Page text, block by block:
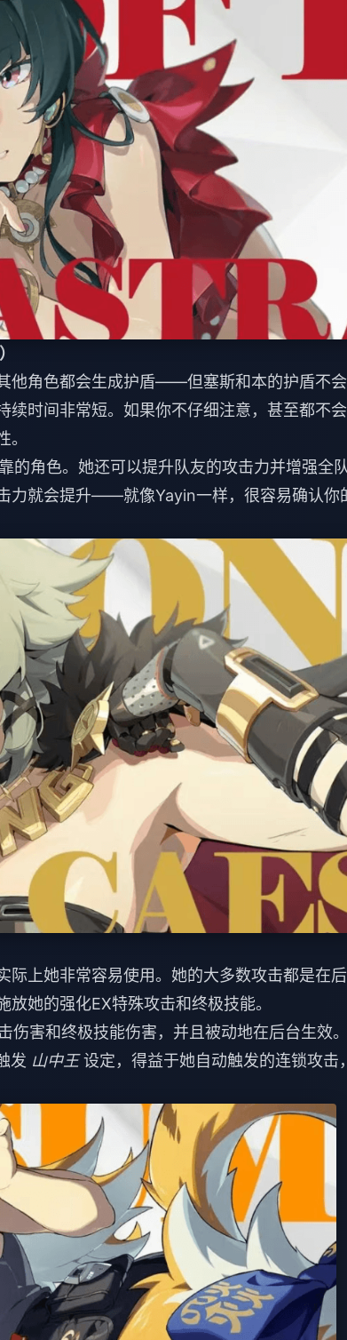
他角色都会生成护盾——但塞斯和本的护盾不
时间非常短。如果你不仔细注意，甚至都不
的角色。她还可以提升队友的攻击力并增强全
力就会提升——就像Yayin一样，很容易确认你
际上她非常容易使用。她的大多数攻击都是在
她的强化EX特殊攻击和终极技能。
害和终极技能伤害，并且被动地在后台生效
发 山中王设定，得益于她自动触发的连锁攻击